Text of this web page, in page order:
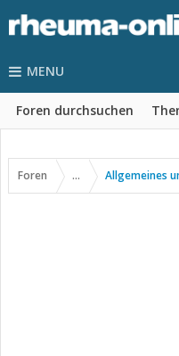
MENU
Foren durchsuchen
Foren ... Allgemeines